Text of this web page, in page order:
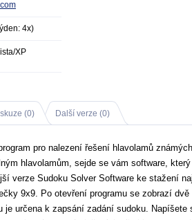
4x)
XP
(0) Další verze (0)
pro nalezení řešení hlavolamů
hlavolamům, sejde se vám software,
verze Sudoku Solver Software ke stažení
9x9. Po otevření programu se zobrazí dvě
je určena k zapsání zadání sudoku. Napíšete